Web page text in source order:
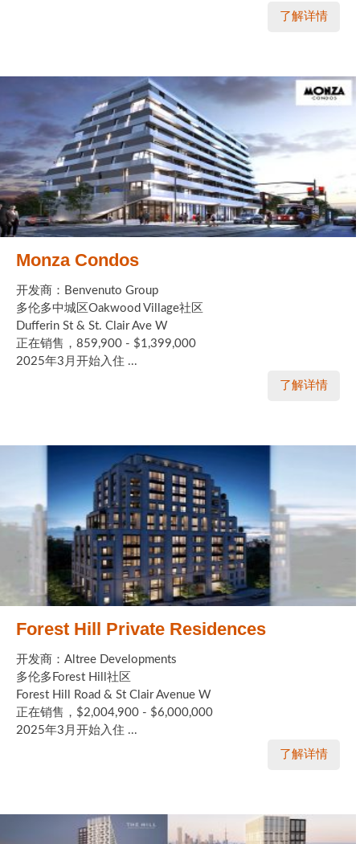
了解详情
Monza Condos
开发商：Benvenuto Group
多伦多中城区Oakwood Village社区
Dufferin St & St. Clair Ave W
正在销售，859,900 - $1,399,000
2025年3月开始入住 ...
了解详情
Forest Hill Private Residences
开发商：Altree Developments
多伦多Forest Hill社区
Forest Hill Road & St Clair Avenue W
正在销售，$2,004,900 - $6,000,000
2025年3月开始入住 ...
了解详情